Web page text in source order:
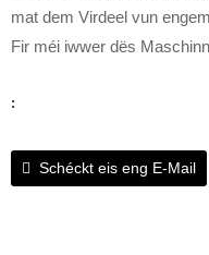
mat dem Virdeel vun
Fir méi iwwer dës
:
Schéckt eis eng E-Mail